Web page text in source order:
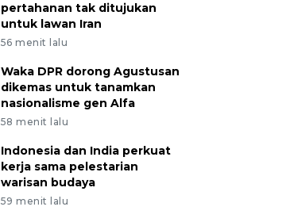
pertahanan tak ditujukan
untuk lawan Iran
56 menit lalu
Waka DPR dorong Agustusan
dikemas untuk tanamkan
nasionalisme gen Alfa
58 menit lalu
Indonesia dan India perkuat
kerja sama pelestarian
warisan budaya
59 menit lalu